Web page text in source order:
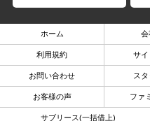
ホーム 会
利用規約 サ
お問い合わせ ス
お客様の声 ファ
サブリース(一括借上)